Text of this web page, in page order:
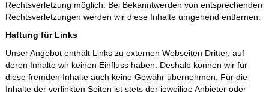
Rechtsverletzung möglich. Bei Bekanntwerden von entsprechenden
Rechtsverletzungen werden wir diese Inhalte umgehend entfernen.
Haftung für Links
Unser Angebot enthält Links zu externen Webseiten Dritter, auf
deren Inhalte wir keinen Einfluss haben. Deshalb können wir für
diese fremden Inhalte auch keine Gewähr übernehmen. Für die
Inhalte der verlinkten Seiten ist stets der jeweilige Anbieter oder